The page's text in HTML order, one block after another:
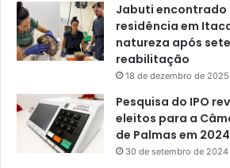
Jabuti encontrado
residência em
natureza após
reabilitação
18 de dezembro de 2025
Pesquisa do IPO
eleitos para a
de Palmas em 2024
30 de setembro de 2024